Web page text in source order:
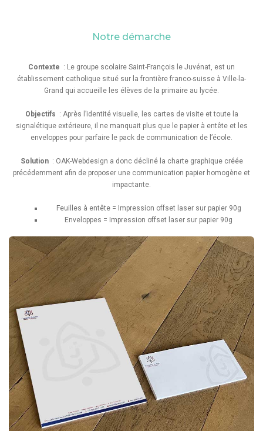
Notre démarche
Contexte : Le groupe scolaire Saint-François le Juvénat, est un
établissement catholique situé sur la frontière franco-suisse à Ville-la-
Grand qui accueille les élèves de la primaire au lycée.
Objectifs : Après l’identité visuelle, les cartes de visite et toute la
signalétique extérieure, il ne manquait plus que le papier à entête et les
enveloppes pour parfaire le pack de communication de l’école.
Solution : OAK-Webdesign a donc décliné la charte graphique créée
précédemment afin de proposer une communication papier homogène et
impactante.
Feuilles à entête = Impression offset laser sur papier 90g
Enveloppes = Impression offset laser sur papier 90g